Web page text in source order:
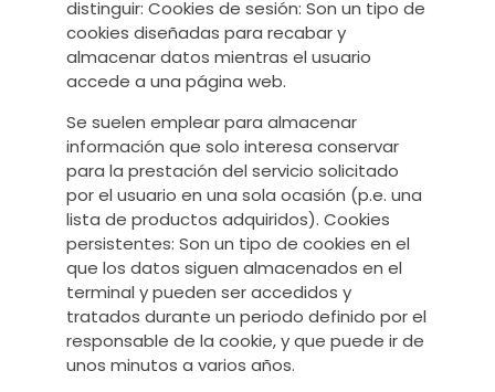
distinguir: Cookies de sesión: Son un tipo de
cookies diseñadas para recabar y
almacenar datos mientras el usuario
accede a una página web.
Se suelen emplear para almacenar
información que solo interesa conservar
para la prestación del servicio solicitado
por el usuario en una sola ocasión (p.e. una
lista de productos adquiridos). Cookies
persistentes: Son un tipo de cookies en el
que los datos siguen almacenados en el
terminal y pueden ser accedidos y
tratados durante un periodo definido por el
responsable de la cookie, y que puede ir de
unos minutos a varios años.